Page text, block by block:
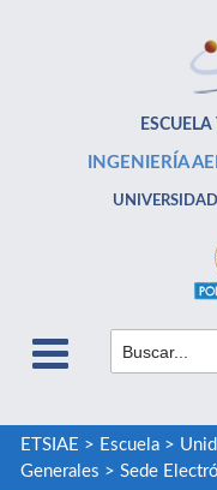
INGENIERÍA
ETSIAE > Escuela>
Generales > Sede